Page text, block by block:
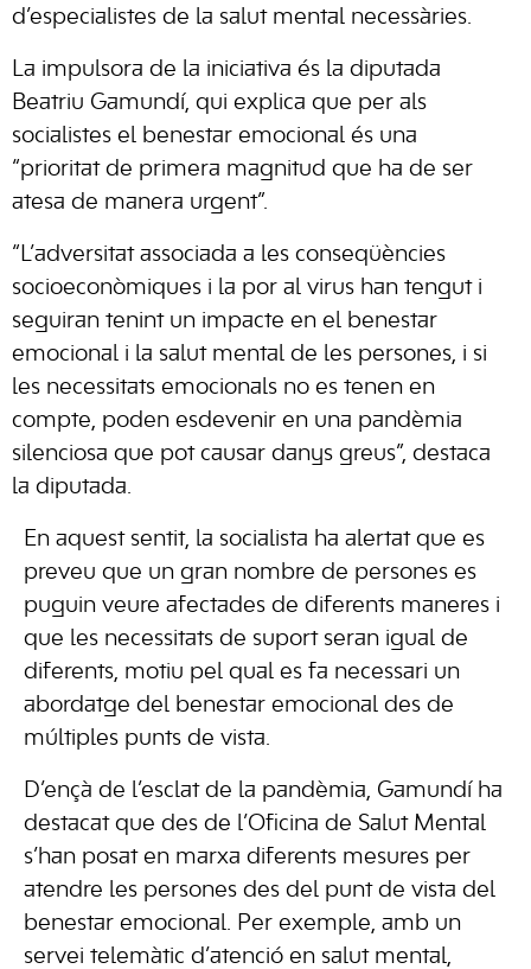
d’especialistes de la salut mental necessàries.
La impulsora de la iniciativa és la diputada
Beatriu Gamundí, qui explica que per als
socialistes el benestar emocional és una
“prioritat de primera magnitud que ha de ser
atesa de manera urgent”.
“L’adversitat associada a les conseqüències
socioeconòmiques i la por al virus han tengut i
seguiran tenint un impacte en el benestar
emocional i la salut mental de les persones, i si
les necessitats emocionals no es tenen en
compte, poden esdevenir en una pandèmia
silenciosa que pot causar danys greus”, destaca
la diputada.
En aquest sentit, la socialista ha alertat que es
preveu que un gran nombre de persones es
puguin veure afectades de diferents maneres i
que les necessitats de suport seran igual de
diferents, motiu pel qual es fa necessari un
abordatge del benestar emocional des de
múltiples punts de vista.
D’ençà de l’esclat de la pandèmia, Gamundí ha
destacat que des de l’Oficina de Salut Mental
s’han posat en marxa diferents mesures per
atendre les persones des del punt de vista del
benestar emocional. Per exemple, amb un
servei telemàtic d’atenció en salut mental,